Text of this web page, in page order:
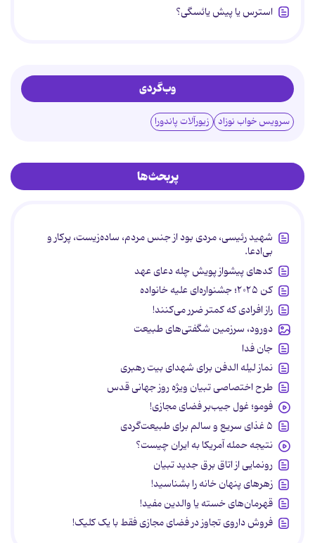
استرس یا پیش یائسگی؟
وب‌گردی
سرویس خواب نوزاد زیورآلات پاندورا
پربحث‌ها
شهید رئیسی، مردی بود از جنس مردم، ساده‌زیست، پرکار و
بی‌ادعا.
کدهای پیشواز پویش چله دعای عهد
کن ۲۰۲۵؛ جشنواره‌ای علیه خانواده
راز افرادی که کمتر ضرر می‌کنند!
دورود، سرزمین شگفتی‌های طبیعت
جان فدا
نماز لیله الدفن برای شهدای بیت رهبری
طرح اختصاصی تبیان ویژه روز جهانی قدس
فومو؛ غول جیب‌بر فضای مجازی!
۵ غذای سریع و سالم برای طبیعت‌گردی
نتیجه حمله آمریکا به ایران چیست؟
رونمایی از اتاق برق جدید تبیان
زهرهای پنهان خانه را بشناسید!
قهرمان‌های خسته یا والدین مفید!
فروش داروی تجاوز در فضای مجازی فقط با یک کلیک!